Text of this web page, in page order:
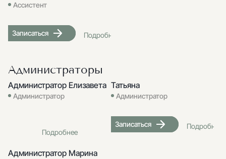
Ассистент
Записаться Подробнее
Администраторы
Администратор Елизавета
Администратор
Подробнее
Татьяна
Администратор
Записаться Подробнее
Администратор Марина